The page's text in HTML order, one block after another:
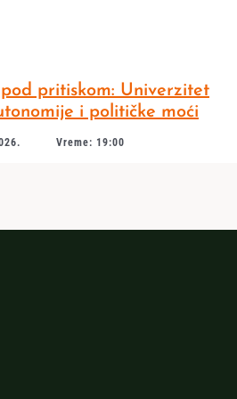
pritiskom: Univerzitet
i političke moći
Vreme: 19:00